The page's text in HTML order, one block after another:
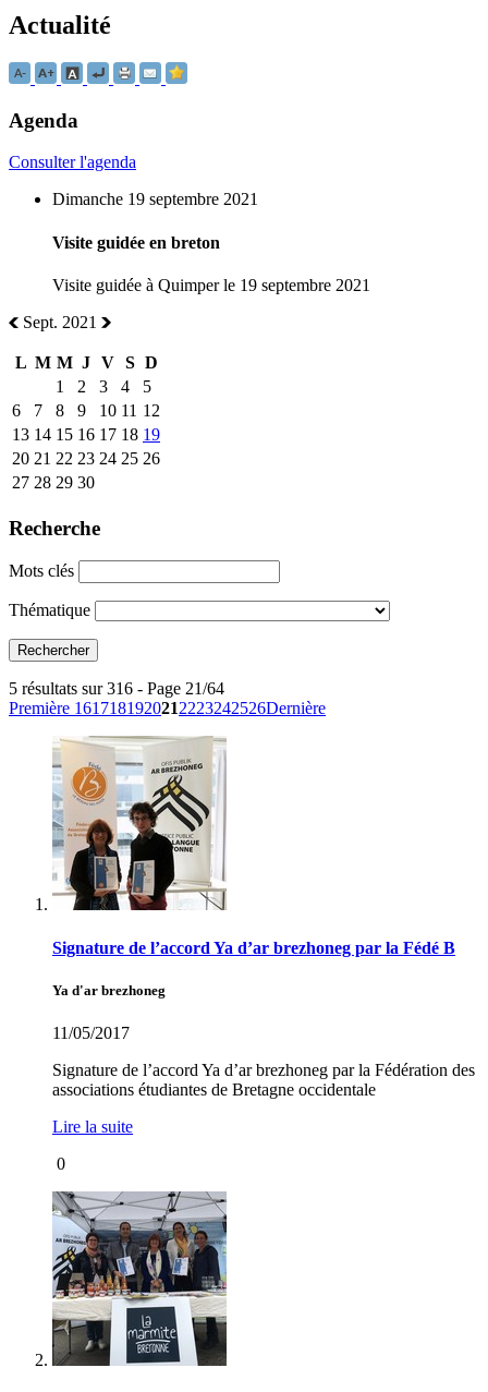
Actualité
Agenda
Consulter l'agenda
Dimanche 19 septembre 2021
Visite guidée en breton
Visite guidée à Quimper le 19 septembre 2021
Sept. 2021
L M M J V S D
1
2 3 4
5
6
7 8 9 10 11 12
13 14 15 16 17 18 19
20 21 22 23 24 25 26
27 28 29 30
Recherche
Mots clés
Thématique
5 résultats sur 316 - Page 21/64
Première 1617181920212223242526Dernière
Signature de l’accord Ya d’ar brezhoneg par la Fédé B
Ya d'ar brezhoneg
11/05/2017
Signature de l’accord Ya d’ar brezhoneg par la Fédération des
associations étudiantes de Bretagne occidentale
Lire la suite
0